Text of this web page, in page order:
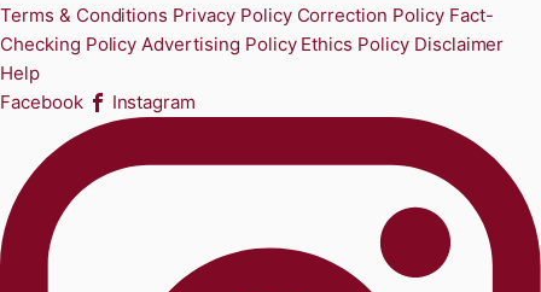
Terms & Conditions Privacy Policy Correction Policy Fact-
Checking Policy Advertising Policy Ethics Policy Disclaimer
Help
Facebook
Instagram